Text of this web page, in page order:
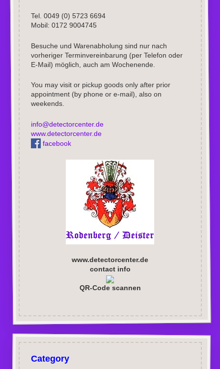
Tel. 0049 (0) 5723 6694
Mobil: 0172 9004745
Besuche und Warenabholung sind nur nach
vorheriger Terminvereinbarung (per Telefon oder
E-Mail) möglich, auch am Wochenende.
You may visit or pickup goods only after prior
appointment (by phone or e-mail), also on
weekends.
info@detectorcenter.de
www.detectorcenter.de
facebook
www.detectorcenter.de
contact info
QR-Code scannen
Category